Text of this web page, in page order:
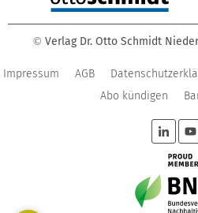
© Verlag Dr. Otto Schmidt
Impressum AGB
Abo kündigen